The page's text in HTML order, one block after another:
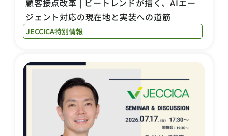
顧客接点改革 | ビートレンドが描く、AIエー
ジェント対応の現在地と実装への道筋
JECCICA特別情報